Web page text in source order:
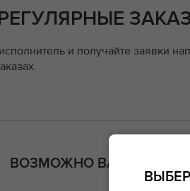
и получайте заявки
ВОЗМОЖНО ВАМ